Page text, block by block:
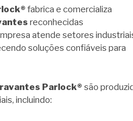
fabrica e comercializa
reconhecidas
atende setores
soluções confiáveis para
Parlock® são
incluindo: